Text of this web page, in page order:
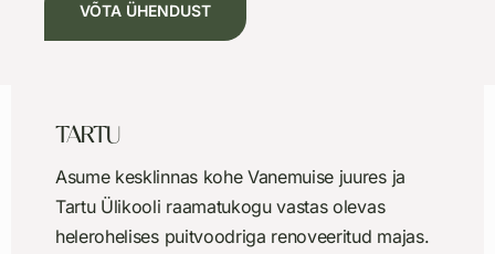
VÕTA ÜHENDUST
TARTU
Asume kesklinnas kohe Vanemuise juures ja
Tartu Ülikooli raamatukogu vastas olevas
helerohelises puitvoodriga renoveeritud majas.